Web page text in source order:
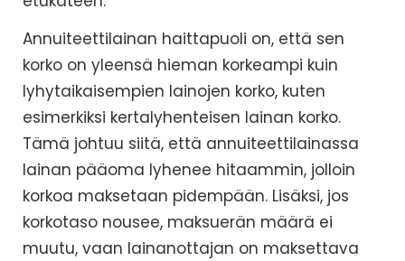
Annuiteettilainan haittapuoli on, että sen
korko on yleensä hieman korkeampi kuin
lyhytaikaisempien lainojen korko, kuten
esimerkiksi kertalyhenteisen lainan korko.
Tämä johtuu siitä, että annuiteettilainassa
lainan pääoma lyhenee hitaammin, jolloin
korkoa maksetaan pidempään. Lisäksi, jos
korkotaso nousee, maksuerän määrä ei
muutu, vaan lainanottajan on maksettava